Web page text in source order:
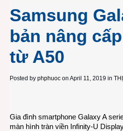
Samsung
bản nâng
từ A50
Posted by phphuoc on April 11, 2019 in
Gia đình smartphone Galaxy A
màn hình tràn viền Infinity-U